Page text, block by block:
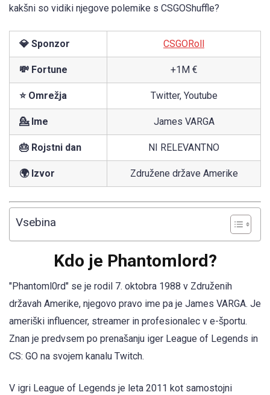
kakšni so vidiki njegove polemike s CSGOShuffle?
💎 Sponzor CSGORoll
💸 Fortune +1M €
⭐ Omrežja Twitter, Youtube
💁 Ime James VARGA
🎂 Rojstni dan NI RELEVANTNO
🌍 Izvor Združene države Amerike
Vsebina
Kdo je Phantomlord?
"Phantoml0rd" se je rodil 7. oktobra 1988 v Združenih
državah Amerike, njegovo pravo ime pa je James VARGA. Je
ameriški influencer, streamer in profesionalec v e-športu.
Znan je predvsem po prenašanju iger League of Legends in
CS: GO na svojem kanalu Twitch.
V igri League of Legends je leta 2011 kot samostojni